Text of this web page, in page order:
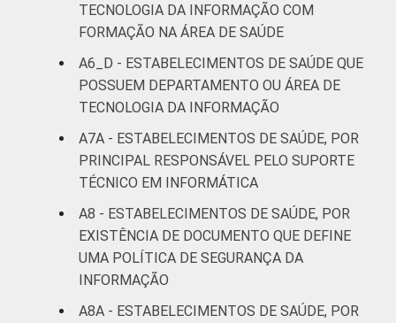
TECNOLOGIA DA INFORMAÇÃO COM
FORMAÇÃO NA ÁREA DE SAÚDE
A6_D - ESTABELECIMENTOS DE SAÚDE QUE
POSSUEM DEPARTAMENTO OU ÁREA DE
TECNOLOGIA DA INFORMAÇÃO
A7A - ESTABELECIMENTOS DE SAÚDE, POR
PRINCIPAL RESPONSÁVEL PELO SUPORTE
TÉCNICO EM INFORMÁTICA
A8 - ESTABELECIMENTOS DE SAÚDE, POR
EXISTÊNCIA DE DOCUMENTO QUE DEFINE
UMA POLÍTICA DE SEGURANÇA DA
INFORMAÇÃO
A8A - ESTABELECIMENTOS DE SAÚDE, POR